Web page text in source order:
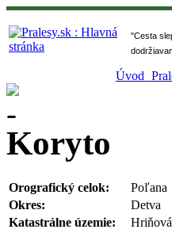
" Cesta
Úvod
Koryto
Orografický celok:
Poľana
Okres:
Detva
Katastrálne územie: